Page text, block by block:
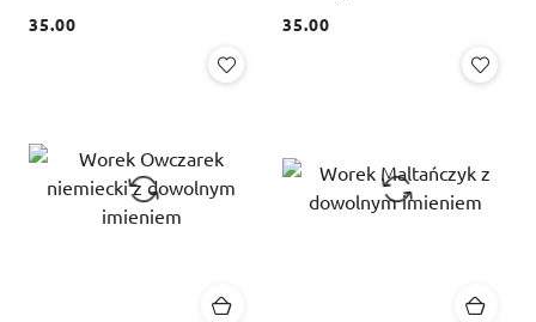
Cena:
35.00
Cena:
35.00